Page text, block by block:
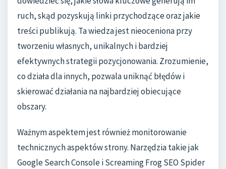
ruch, skąd pozyskują linki przychodzące oraz jakie
treści publikują. Ta wiedza jest nieoceniona przy
tworzeniu własnych, unikalnych i bardziej
efektywnych strategii pozycjonowania. Zrozumienie,
co działa dla innych, pozwala uniknąć błędów i
skierować działania na najbardziej obiecujące
obszary.
Ważnym aspektem jest również monitorowanie
technicznych aspektów strony. Narzędzia takie jak
Google Search Console i Screaming Frog SEO Spider